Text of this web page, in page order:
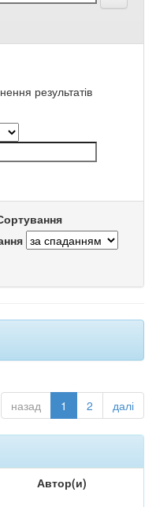
результатів
назад 1 2 далі
Автор(и)